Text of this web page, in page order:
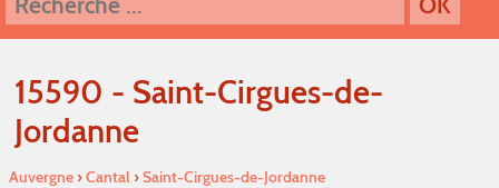
15590 - Saint-Cirgues-de-
Jordanne
Auvergne›Cantal›Saint-Cirgues-de-Jordanne